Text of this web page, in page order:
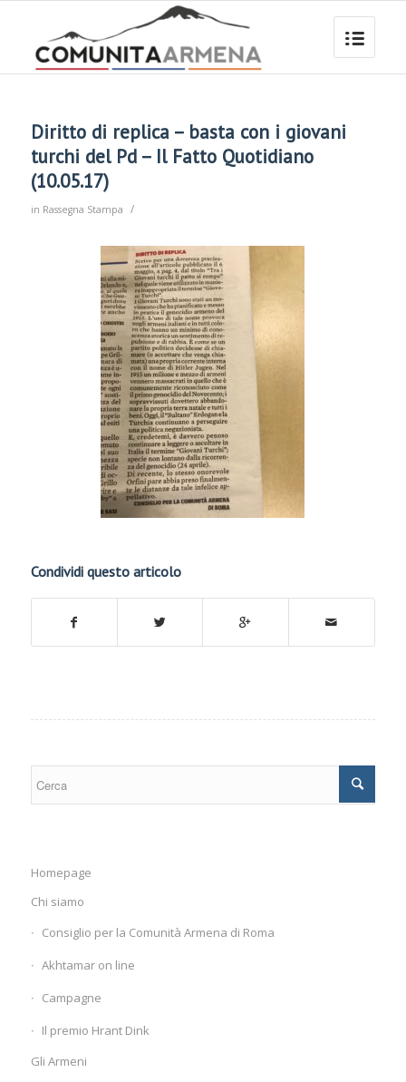
Diritto di replica – basta con i giovani
turchi del Pd – Il Fatto Quotidiano
(10.05.17)
in Rassegna Stampa /
Condividi questo articolo
Homepage
Chi siamo
Consiglio per la Comunità Armena di Roma
Akhtamar on line
Campagne
Il premio Hrant Dink
Gli Armeni